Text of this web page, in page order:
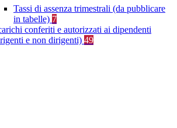
Tassi di assenza trimestrali (da pubblicare
in tabelle) 7
conferiti e autorizzati ai dipendenti
e non dirigenti) 49